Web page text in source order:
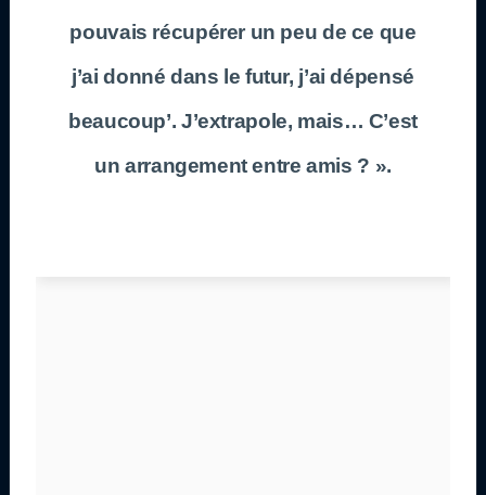
pouvais récupérer un peu de ce que
j’ai donné dans le futur, j’ai dépensé
beaucoup’. J’extrapole, mais… C’est
un arrangement entre amis ? ».